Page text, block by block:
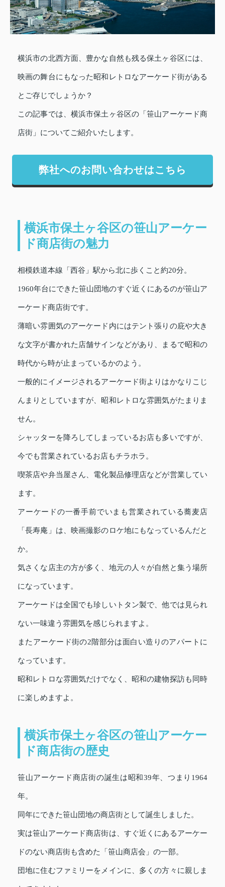
横浜市の北西方面、豊かな自然も残る保土ヶ谷区には、
映画の舞台にもなった昭和レトロなアーケード街がある
とご存じでしょうか？
この記事では、横浜市保土ヶ谷区の「笹山アーケード商
店街」についてご紹介いたします。
弊社へのお問い合わせはこちら
横浜市保土ヶ谷区の笹山アーケー
ド商店街の魅力
相模鉄道本線「西谷」駅から北に歩くこと約20分。
1960年台にできた笹山団地のすぐ近くにあるのが笹山ア
ーケード商店街です。
薄暗い雰囲気のアーケード内にはテント張りの庇や大き
な文字が書かれた店舗サインなどがあり、まるで昭和の
時代から時が止まっているかのよう。
一般的にイメージされるアーケード街よりはかなりこじ
んまりとしていますが、昭和レトロな雰囲気がたまりま
せん。
シャッターを降ろしてしまっているお店も多いですが、
今でも営業されているお店もチラホラ。
喫茶店や弁当屋さん、電化製品修理店などが営業してい
ます。
アーケードの一番手前でいまも営業されている蕎麦店
「長寿庵」は、映画撮影のロケ地にもなっているんだと
か。
気さくな店主の方が多く、地元の人々が自然と集う場所
になっています。
アーケードは全国でも珍しいトタン製で、他では見られ
ない一味違う雰囲気を感じられますよ。
またアーケード街の2階部分は面白い造りのアパートに
なっています。
昭和レトロな雰囲気だけでなく、昭和の建物探訪も同時
に楽しめますよ。
横浜市保土ヶ谷区の笹山アーケー
ド商店街の歴史
笹山アーケード商店街の誕生は昭和39年、つまり1964
年。
同年にできた笹山団地の商店街として誕生しました。
実は笹山アーケード商店街は、すぐ近くにあるアーケー
ドのない商店街も含めた「笹山商店会」の一部。
団地に住むファミリーをメインに、多くの方々に親しま